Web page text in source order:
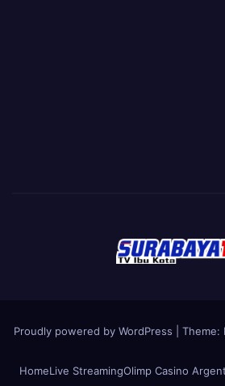
Proudly powered by WordPress Theme:
HomeLive StreamingOlimp Casino